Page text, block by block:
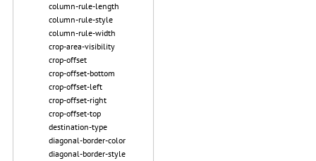
column-rule-length
column-rule-style
column-rule-width
crop-area-visibility
crop-offset
crop-offset-bottom
crop-offset-left
crop-offset-right
crop-offset-top
destination-type
diagonal-border-color
diagonal-border-style